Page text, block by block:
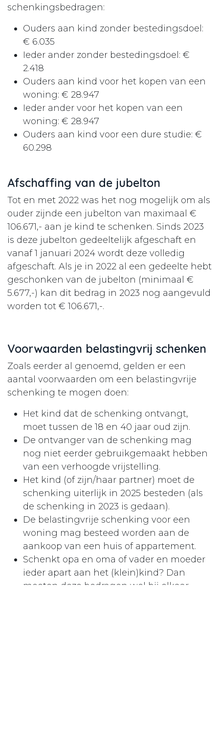
schenkingsbedragen:
Ouders aan kind zonder bestedingsdoel:
€ 6.035
Ieder ander zonder bestedingsdoel: €
2.418
Ouders aan kind voor het kopen van een
woning: € 28.947
Ieder ander voor het kopen van een
woning: € 28.947
Ouders aan kind voor een dure studie: €
60.298
Afschaffing van de jubelton
Tot en met 2022 was het nog mogelijk om als
ouder zijnde een jubelton van maximaal €
106.671,- aan je kind te schenken. Sinds 2023
is deze jubelton gedeeltelijk afgeschaft en
vanaf 1 januari 2024 wordt deze volledig
afgeschaft. Als je in 2022 al een gedeelte hebt
geschonken van de jubelton (minimaal €
5.677,-) kan dit bedrag in 2023 nog aangevuld
worden tot € 106.671,-.
Voorwaarden belastingvrij schenken
Zoals eerder al genoemd, gelden er een
aantal voorwaarden om een belastingvrije
schenking te mogen doen:
Het kind dat de schenking ontvangt,
moet tussen de 18 en 40 jaar oud zijn.
De ontvanger van de schenking mag
nog niet eerder gebruikgemaakt hebben
van een verhoogde vrijstelling.
Het kind (of zijn/haar partner) moet de
schenking uiterlijk in 2025 besteden (als
de schenking in 2023 is gedaan).
De belastingvrije schenking voor een
woning mag besteed worden aan de
aankoop van een huis of appartement.
Schenkt opa en oma of vader en moeder
ieder apart aan het (klein)kind? Dan
moeten deze bedragen wel bij elkaar